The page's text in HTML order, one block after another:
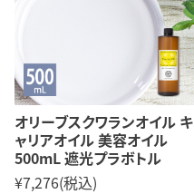
オリーブスクワランオイル キ
ャリアオイル 美容オイル
500mL 遮光プラボトル
¥7,276(税込)